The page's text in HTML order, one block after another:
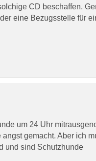
CD beschaffen.
eine Bezugsstelle für
um 24 Uhr
gemacht. Aber ich
und sind Schutzhunde